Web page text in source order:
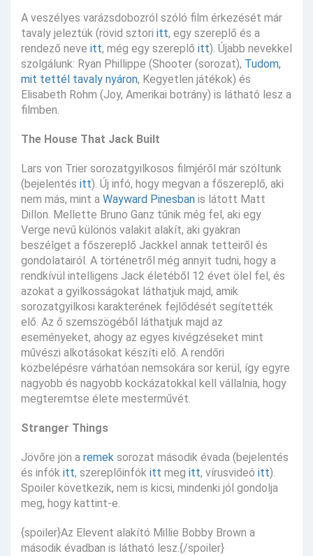
A veszélyes varázsdobozról szóló film érkezését már
tavaly jeleztük (rövid sztori itt, egy szereplő és a
rendező neve itt, még egy szereplő itt). Újabb nevekkel
szolgálunk: Ryan Phillippe (Shooter (sorozat), Tudom,
mit tettél tavaly nyáron, Kegyetlen játékok) és
Elisabeth Rohm (Joy, Amerikai botrány) is látható lesz a
filmben.
The House That Jack Built
Lars von Trier sorozatgyilkosos filmjéről már szóltunk
(bejelentés itt). Új infó, hogy megvan a főszereplő, aki
nem más, mint a Wayward Pinesban is látott Matt
Dillon. Mellette Bruno Ganz tűnik még fel, aki egy
Verge nevű különös valakit alakít, aki gyakran
beszélget a főszereplő Jackkel annak tetteiről és
gondolatairól. A történetről még annyit tudni, hogy a
rendkívül intelligens Jack életéből 12 évet ölel fel, és
azokat a gyilkosságokat láthatjuk majd, amik
sorozatgyilkosi karakterének fejlődését segítették
elő. Az ő szemszögéből láthatjuk majd az
eseményeket, ahogy az egyes kivégzéseket mint
művészi alkotásokat készíti elő. A rendőri
közbelépésre várhatóan nemsokára sor kerül, így egyre
nagyobb és nagyobb kockázatokkal kell vállalnia, hogy
megteremtse élete mesterművét.
Stranger Things
Jövőre jön a remek sorozat második évada (bejelentés
és infók itt, szereplőinfók itt meg itt, vírusvideó itt).
Spoiler következik, nem is kicsi, mindenki jól gondolja
meg, hogy kattint-e.
{spoiler}Az Elevent alakító Millie Bobby Brown a
második évadban is látható lesz.{/spoiler}